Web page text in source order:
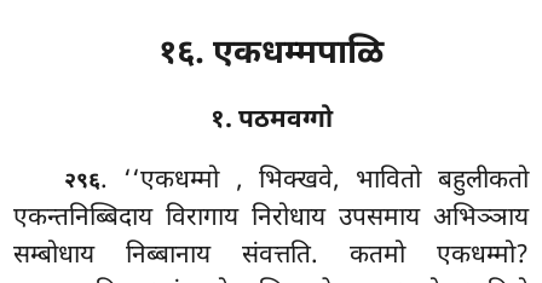
१६. एकधम्मपाळि
१. पठमवग्गो
२९६. ‘‘एकधम्मो , भिक्खवे, भावितो बहुलीकतो
एकन्तनिब्बिदाय विरागाय निरोधाय उपसमाय अभिञ्ञाय
सम्बोधाय निब्बानाय संवत्तति. कतमो एकधम्मो?